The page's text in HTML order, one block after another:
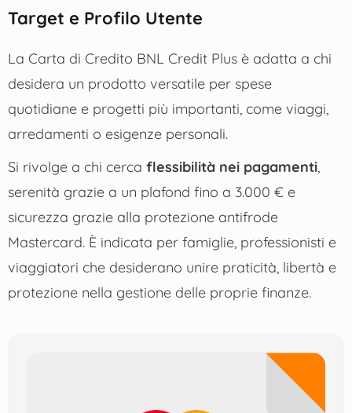
Target e Profilo Utente
La Carta di Credito BNL Credit Plus è adatta a chi
desidera un prodotto versatile per spese
quotidiane e progetti più importanti, come viaggi,
arredamenti o esigenze personali.
Si rivolge a chi cerca flessibilità nei pagamenti,
serenità grazie a un plafond fino a 3.000 € e
sicurezza grazie alla protezione antifrode
Mastercard. È indicata per famiglie, professionisti e
viaggiatori che desiderano unire praticità, libertà e
protezione nella gestione delle proprie finanze.